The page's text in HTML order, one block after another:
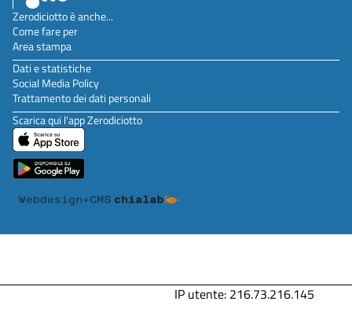
Zerodiciotto è anche...
Come fare per
Area stampa
Dati e statistiche
Social Media Policy
Trattamento dei dati personali
Scarica qui l'app Zerodiciotto
IP utente: 216.73.216.145